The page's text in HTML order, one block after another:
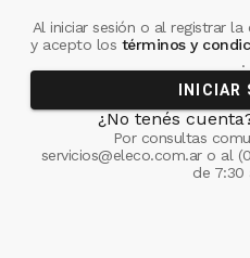
Al iniciar sesión o al registrar
y acepto los términos y
.
INICIAR
¿No tenés
Por consultas
servicios@eleco.com.aro al
de 7:30